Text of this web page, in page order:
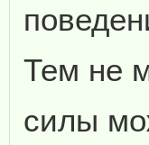
Тем не
силы